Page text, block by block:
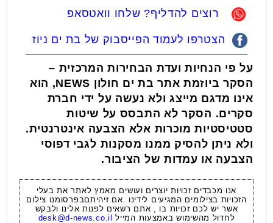
רוצים להדליף? שלחו וואטסאפ
הצטרפו לעמוד הפייסבוק של בת ים ניוז
על פי הנחיות ועדת הבחירות המרכזית –
הסקר ביוזמת אתר בת ים חולון NEWS, הוא
אינו מדגם מייצג ולא נעשה על ידי חברת
סקרים. הסקר לא התבסס על שיטות
סטטיסטיות מוכרות אלא הצבעה אינטרנטית.
ולא ניתן להסיק ממנו מסקנות לגבי דפוסי
הצבעה או עמדות של הציבור.
אנו מכבדים זכויות יוצרים ועושים מאמץ לאתר את בעלי
הזכויות בצילומים המגיעים לידינו .אם זיהיתםבפרסומנו צילום
אשר יש לכם זכויות בו , אתם רשאים לפנות אלינו ולבקש
לחדול מהשימוש באמצעות המייל
desk@d-news.co.il